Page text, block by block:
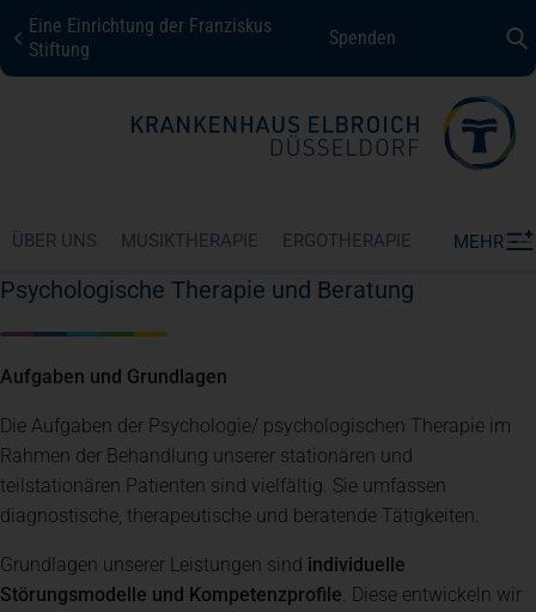
Eine Einrichtung der Franziskus
Stiftung
Spenden
KHE Düsseldorf
Patienten + Besucher
Kontakt
Spenden+ Helfen
ÜBER UNS MUSIKTHERAPIE ERGOTHERAPIE MEHR
Psychologische Therapie und Beratung
Aufgaben und Grundlagen
Die Aufgaben der Psychologie/ psychologischen Therapie im
Rahmen der Behandlung unserer stationären und
teilstationären Patienten sind vielfältig. Sie umfassen
diagnostische, therapeutische und beratende Tätigkeiten.
Grundlagen unserer Leistungen sind individuelle
Störungsmodelle und Kompetenzprofile. Diese entwickeln wir